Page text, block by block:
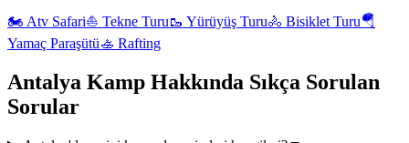
🏍️ Atv Safari⛵ Tekne Turu🥾 Yürüyüş Turu🚴 Bisiklet Turu🪂
Yamaç Paraşütü🚣 Rafting
Antalya Kamp Hakkında Sıkça Sorulan
Sorular